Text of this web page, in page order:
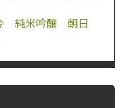
今 純米吟醸 朝日